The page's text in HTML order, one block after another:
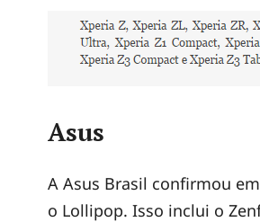
o
p
Asus
A Asus Brasil confirmou
o Lollipop. Isso inclui o